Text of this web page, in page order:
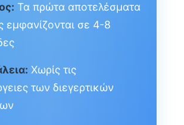
Τα πρώτα αποτελέσματα
εμφανίζονται σε 4-8
Χωρίς τις
των διεγερτικών